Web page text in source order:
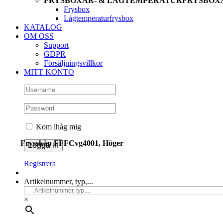
Frysbox
Lågtemperaturfrysbox
KATALOG
OM OSS
Support
GDPR
Försäljningsvillkor
MITT KONTO
Kom ihåg mig
Registrera
Artikelnummer, typ,...
×
Frysskåp FFFCvg4001, Höger